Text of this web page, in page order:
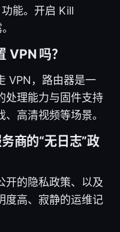
能。开启 Kill
VPN 吗？
VPN，路由器是一
处理能力与固件支持
高清视频等场景。
商的“无日志”政
开的隐私政策、以及
度高、寂静的运维记